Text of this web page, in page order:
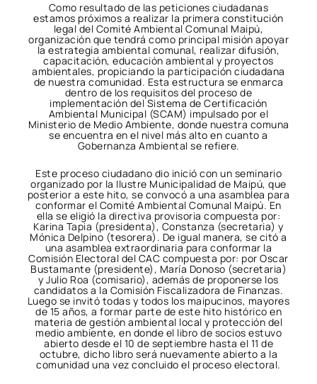
Como resultado de las peticiones ciudadanas
estamos próximos a realizar la primera constitución
legal del Comité Ambiental Comunal Maipú,
organización que tendrá como principal misión apoyar
la estrategia ambiental comunal, realizar difusión,
capacitación, educación ambiental y proyectos
ambientales, propiciando la participación ciudadana
de nuestra comunidad. Esta estructura se enmarca
dentro de los requisitos del proceso de
implementación del Sistema de Certificación
Ambiental Municipal (SCAM) impulsado por el
Ministerio de Medio Ambiente, donde nuestra comuna
se encuentra en el nivel más alto en cuanto a
Gobernanza Ambiental se refiere.
Este proceso ciudadano dio inició con un seminario
organizado por la Ilustre Municipalidad de Maipú, que
posterior a este hito, se convocó a una asamblea para
conformar el Comité Ambiental Comunal Maipú. En
ella se eligió la directiva provisoria compuesta por:
Karina Tapia (presidenta), Constanza (secretaria) y
Mónica Delpino (tesorera). De igual manera, se citó a
una asamblea extraordinaria para conformar la
Comisión Electoral del CAC compuesta por: por Oscar
Bustamante (presidente), María Donoso (secretaria)
y Julio Roa (comisario), además de proponerse los
candidatos a la Comisión Fiscalizadora de Finanzas.
Luego se invitó todas y todos los maipucinos, mayores
de 15 años, a formar parte de este hito histórico en
materia de gestión ambiental local y protección del
medio ambiente, en donde el libro de socios estuvo
abierto desde el 10 de septiembre hasta el 11 de
octubre, dicho libro será nuevamente abierto a la
comunidad una vez concluido el proceso electoral.